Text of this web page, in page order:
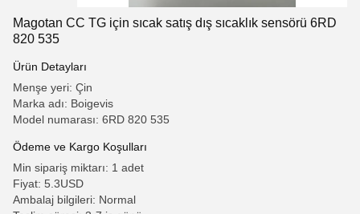
Magotan CC TG için sıcak satış dış sıcaklık sensörü 6RD
820 535
Ürün Detayları
Menşe yeri: Çin
Marka adı: Boigevis
Model numarası: 6RD 820 535
Ödeme ve Kargo Koşulları
Min sipariş miktarı: 1 adet
Fiyat: 5.3USD
Ambalaj bilgileri: Normal